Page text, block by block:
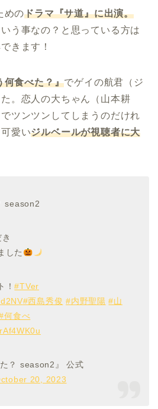
めのドラマ『サ道』に出演。
う事なの？と思っている方は
きます！
何食べた？』でゲイの航君（ジ
。恋人の大ちゃん（山本耕
ツンツンしてしまうのだけれ
愛いジルベールが視聴者に大
season2
した
！#TVer
#西島秀俊 #内野聖陽 #山
何食べ
？ season2』 公式
20, 2023